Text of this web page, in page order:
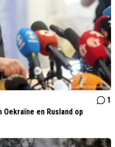
1
en Rusland op